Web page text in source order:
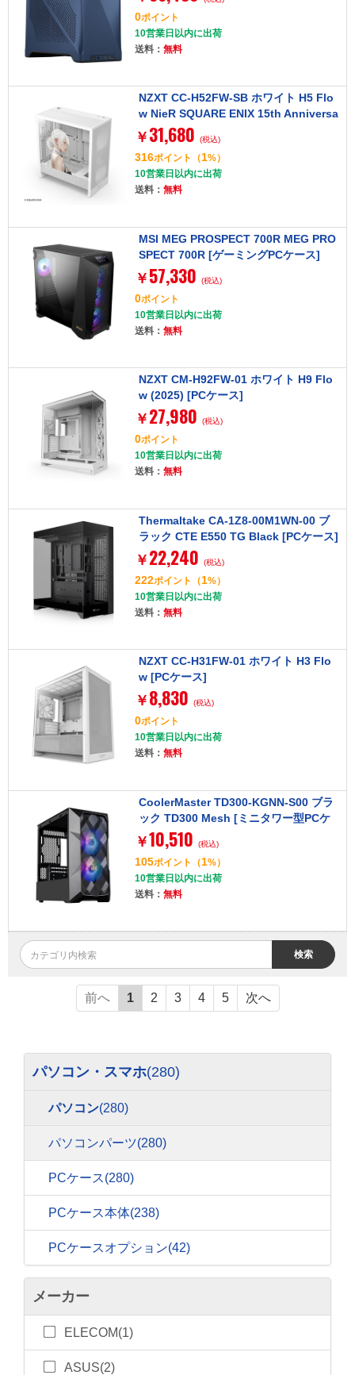
0ポイント
10営業日以内に出荷
送料： 無料
NZXT CC-H52FW-SB ホワイト H5 Flo
w NieR SQUARE ENIX 15th Anniversa
ry Edition [ミドルタワー PCケース]
￥ 31,680 (税込)
316ポイント （1%）
10営業日以内に出荷
送料： 無料
MSI MEG PROSPECT 700R MEG PRO
SPECT 700R [ゲーミングPCケース]
￥ 57,330 (税込)
0ポイント
10営業日以内に出荷
送料： 無料
NZXT CM-H92FW-01 ホワイト H9 Flo
w (2025) [PCケース]
￥ 27,980 (税込)
0ポイント
10営業日以内に出荷
送料： 無料
Thermaltake CA-1Z8-00M1WN-00 ブ
ラック CTE E550 TG Black [PCケース]
￥ 22,240 (税込)
222ポイント （1%）
10営業日以内に出荷
送料： 無料
NZXT CC-H31FW-01 ホワイト H3 Flo
w [PCケース]
￥ 8,830 (税込)
0ポイント
10営業日以内に出荷
送料： 無料
CoolerMaster TD300-KGNN-S00 ブラ
ック TD300 Mesh [ミニタワー型PCケ
ース]
￥10,510 (税込)
105ポイント （1%）
10営業日以内に出荷
送料： 無料
検索
前へ 1 2 3 4 5 次へ
パソコン・スマホ(280)
パソコン(280)
パソコンパーツ(280)
PCケース(280)
PCケース本体(238)
PCケースオプション(42)
メーカー
ELECOM(1)
ASUS(2)